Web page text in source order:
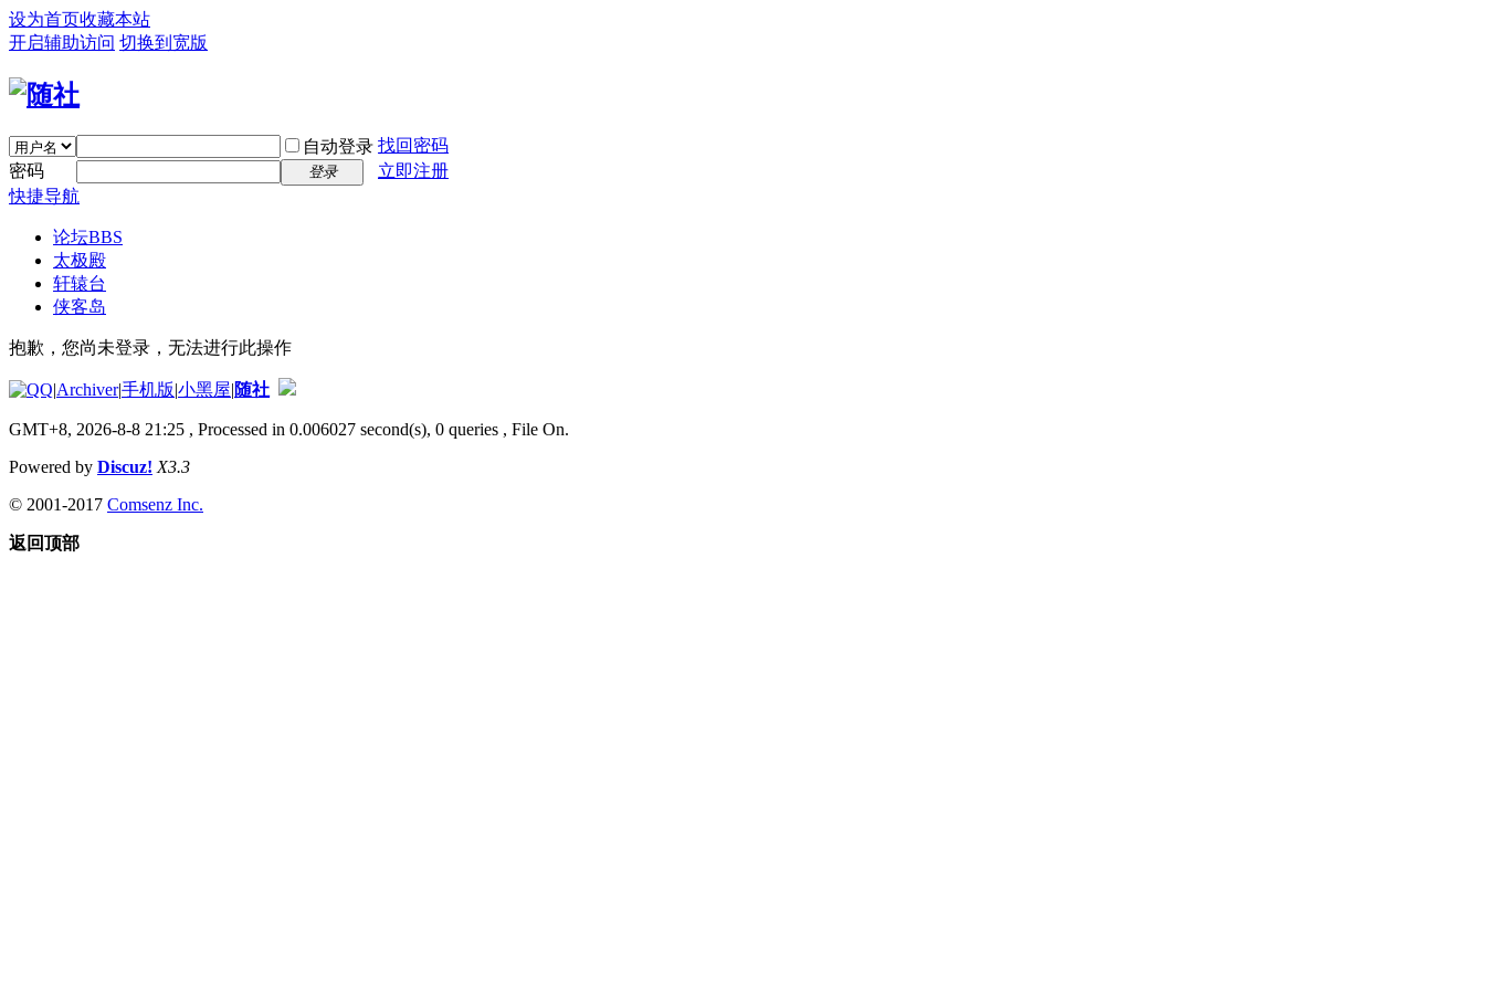
设为首页收藏本站
开启辅助访问 切换到宽版
自动登录 找回密码
密码
登录
立即注册
快捷导航
论坛BBS
太极殿
轩辕台
侠客岛
抱歉，您尚未登录，无法进行此操作
|Archiver|手机版|小黑屋|随社
GMT+8, 2026-8-8 21:25 , Processed in 0.006027 second(s), 0 queries , File On.
Powered by Discuz! X3.3
© 2001-2017 Comsenz Inc.
返回顶部